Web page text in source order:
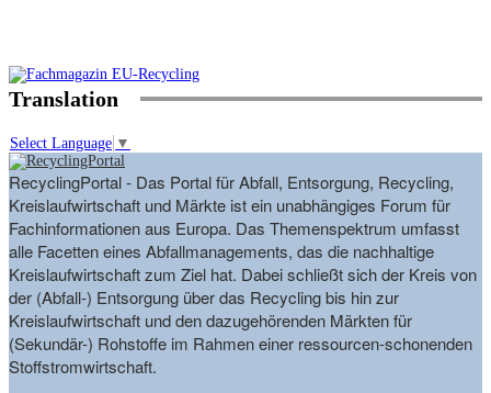
Translation
Select Language ▼
RecyclingPortal - Das Portal für Abfall, Entsorgung, Recycling,
Kreislaufwirtschaft und Märkte ist ein unabhängiges Forum für
Fachinformationen aus Europa. Das Themenspektrum umfasst
alle Facetten eines Abfallmanagements, das die nachhaltige
Kreislaufwirtschaft zum Ziel hat. Dabei schließt sich der Kreis von
der (Abfall-) Entsorgung über das Recycling bis hin zur
Kreislaufwirtschaft und den dazugehörenden Märkten für
(Sekundär-) Rohstoffe im Rahmen einer ressourcen-schonenden
Stoffstromwirtschaft.